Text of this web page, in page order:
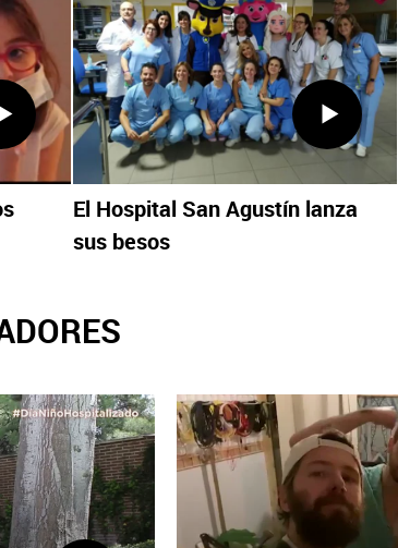
El Hospital San Agustín lanza
sus besos
X Facebook